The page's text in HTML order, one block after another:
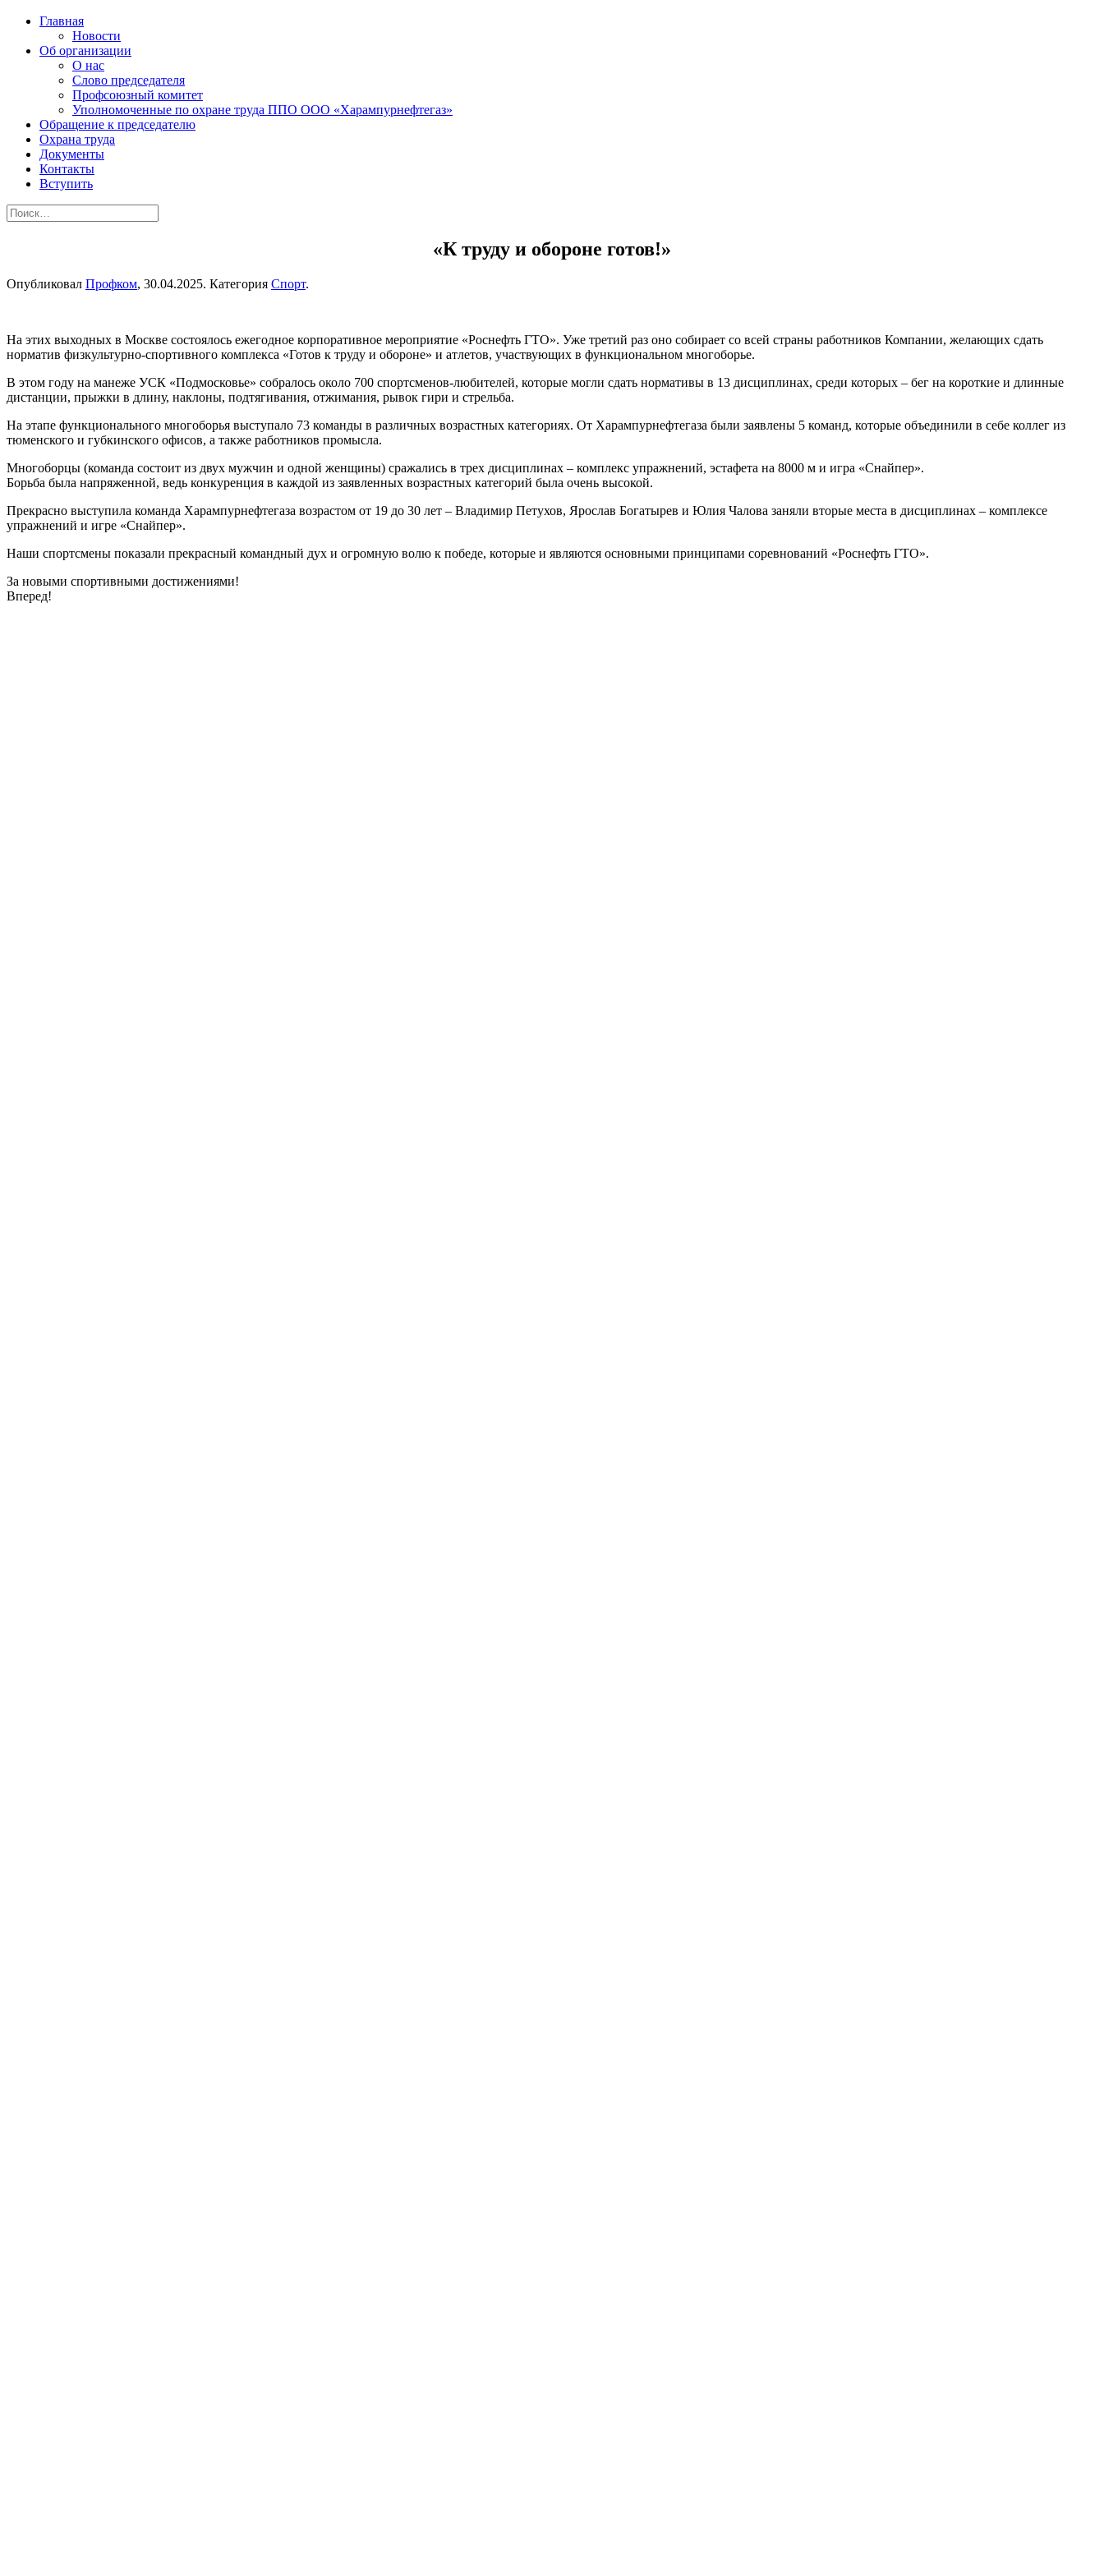
Главная
Новости
Об организации
О нас
Слово председателя
Профсоюзный комитет
Уполномоченные по охране труда ППО ООО «Харампурнефтегаз»
Обращение к председателю
Охрана труда
Документы
Контакты
Вступить
«К труду и обороне готов!»
Опубликовал Профком, 30.04.2025. Категория Спорт.
На этих выходных в Москве состоялось ежегодное корпоративное мероприятие «Роснефть ГТО». Уже третий раз оно собирает со всей страны работников Компании, желающих сдать
норматив физкультурно-спортивного комплекса «Готов к труду и обороне» и атлетов, участвующих в функциональном многоборье.
В этом году на манеже УСК «Подмосковье» собралось около 700 спортсменов-любителей, которые могли сдать нормативы в 13 дисциплинах, среди которых – бег на короткие и длинные
дистанции, прыжки в длину, наклоны, подтягивания, отжимания, рывок гири и стрельба.
На этапе функционального многоборья выступало 73 команды в различных возрастных категориях. От Харампурнефтегаза были заявлены 5 команд, которые объединили в себе коллег из
тюменского и губкинского офисов, а также работников промысла.
Многоборцы (команда состоит из двух мужчин и одной женщины) сражались в трех дисциплинах – комплекс упражнений, эстафета на 8000 м и игра «Снайпер».
Борьба была напряженной, ведь конкуренция в каждой из заявленных возрастных категорий была очень высокой.
Прекрасно выступила команда Харампурнефтегаза возрастом от 19 до 30 лет – Владимир Петухов, Ярослав Богатырев и Юлия Чалова заняли вторые места в дисциплинах – комплексе
упражнений и игре «Снайпер».
Наши спортсмены показали прекрасный командный дух и огромную волю к победе, которые и являются основными принципами соревнований «Роснефть ГТО».
За новыми спортивными достижениями!
Вперед!